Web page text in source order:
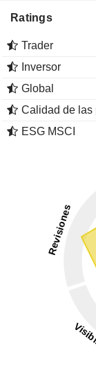
Ratings
Trader
Inversor
Global
Calidad de las
ESG MSCI